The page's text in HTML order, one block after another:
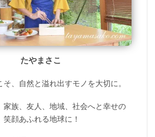
たやまさこ
そ、自然と溢れ出すモノを大切に。
家族、友人、地域、社会へと幸せの
顔あふれる地球に！